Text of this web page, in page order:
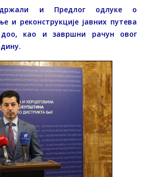
и Предлог одлуке о
и реконструкције јавних путева
доо, као и завршни рачун овог